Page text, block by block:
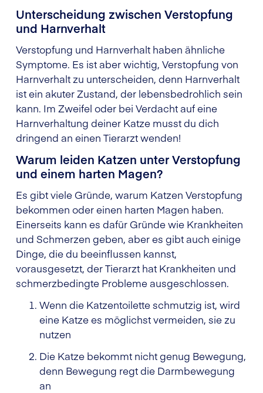
Unterscheidung zwischen Verstopfung
und Harnverhalt
Verstopfung und Harnverhalt haben ähnliche
Symptome. Es ist aber wichtig, Verstopfung von
Harnverhalt zu unterscheiden, denn Harnverhalt
ist ein akuter Zustand, der lebensbedrohlich sein
kann. Im Zweifel oder bei Verdacht auf eine
Harnverhaltung deiner Katze musst du dich
dringend an einen Tierarzt wenden!
Warum leiden Katzen unter Verstopfung
und einem harten Magen?
Es gibt viele Gründe, warum Katzen Verstopfung
bekommen oder einen harten Magen haben.
Einerseits kann es dafür Gründe wie Krankheiten
und Schmerzen geben, aber es gibt auch einige
Dinge, die du beeinflussen kannst,
vorausgesetzt, der Tierarzt hat Krankheiten und
schmerzbedingte Probleme ausgeschlossen.
Wenn die Katzentoilette schmutzig ist, wird
eine Katze es möglichst vermeiden, sie zu
nutzen
Die Katze bekommt nicht genug Bewegung,
denn Bewegung regt die Darmbewegung
an